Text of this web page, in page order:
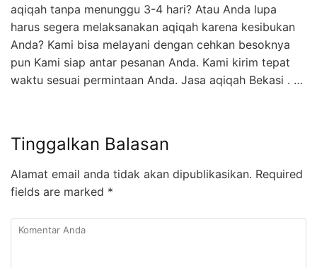
aqiqah tanpa menunggu 3-4 hari? Atau Anda lupa
harus segera melaksanakan aqiqah karena kesibukan
Anda? Kami bisa melayani dengan cehkan besoknya
pun Kami siap antar pesanan Anda. Kami kirim tepat
waktu sesuai permintaan Anda. Jasa aqiqah Bekasi . …
Tinggalkan Balasan
Alamat email anda tidak akan dipublikasikan. Required
fields are marked *